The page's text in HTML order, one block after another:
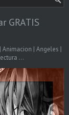
GRATIS
Animacion | Angeles |
...